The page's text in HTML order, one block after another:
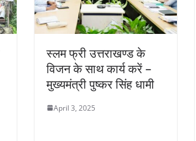
स्लम फ्री उत्तराखण्ड के
विजन के साथ कार्य करें –
मुख्यमंत्री पुष्कर सिंह धामी
April 3, 2025